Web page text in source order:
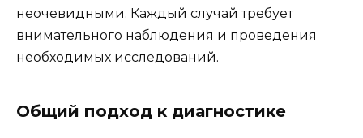
неочевидными. Каждый случай требует
внимательного наблюдения и проведения
необходимых исследований.
Общий подход к диагностике